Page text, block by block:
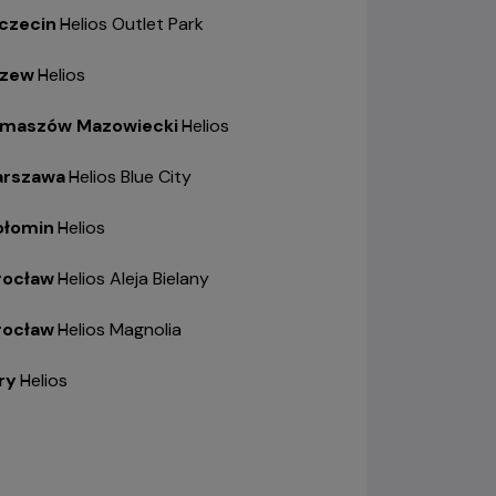
-
Helios Outlet Park
-
Helios
Mazowiecki-
Helios
-
Helios Blue City
-
Helios
-
Helios Aleja Bielany
-
Helios Magnolia
-
Helios